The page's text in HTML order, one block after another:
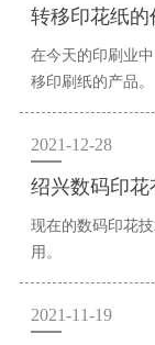
转移印花纸
在今天的印刷业
移印刷纸的产品。
2021-12-28
绍兴数码印花
现在的数码印花
用。
2021-11-19